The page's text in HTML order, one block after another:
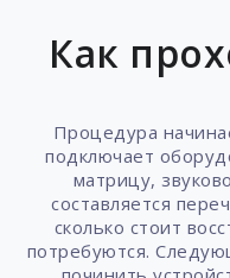
Как
Процедура
подключает
матрицу,
составляется
сколько стоит
потребуются.